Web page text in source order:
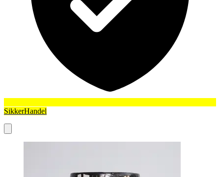
SikkerHandel